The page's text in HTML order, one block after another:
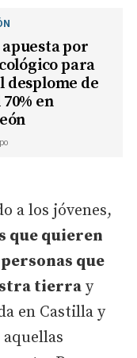
por
para
desplome de
en
a los jóvenes,
que quieren
que
tierra y
en Castilla y